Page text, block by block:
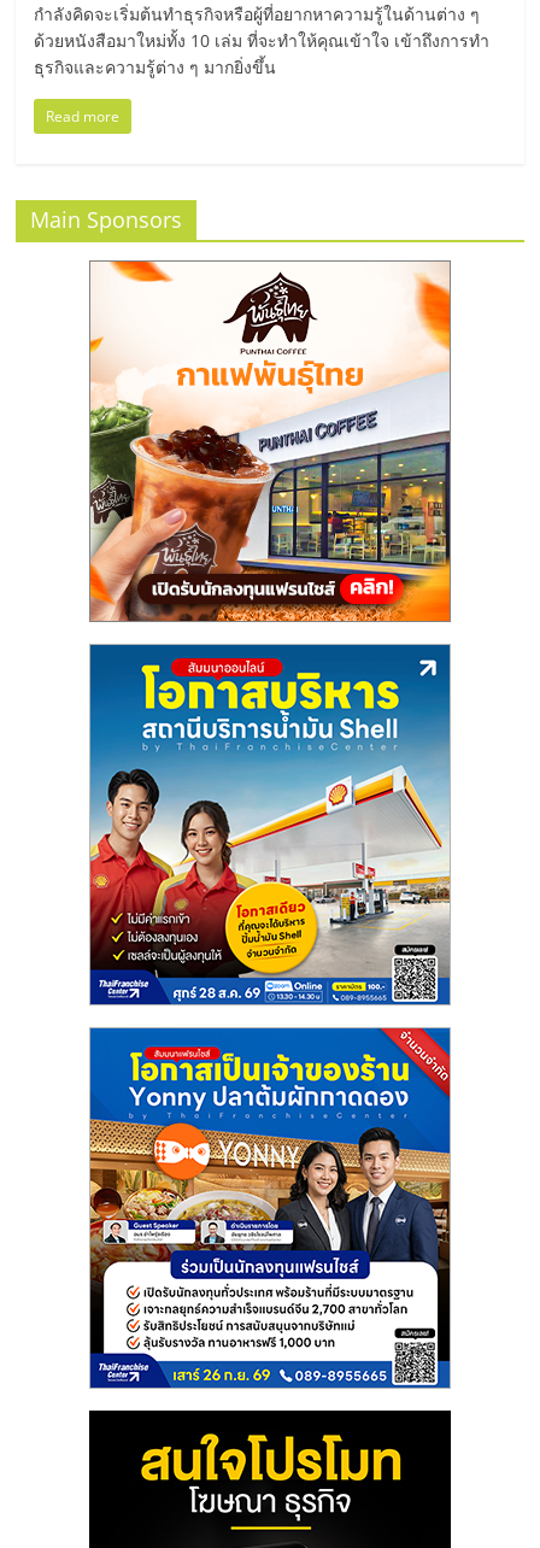
แฟ
รน
ไชส์,
ปรึกษา
แฟ
ไชส์,
รวม
ไชส์
ขาย
แฟ
แฟ
ไชส์
ขาย
หน้า
กำลังคิดจะเริ่มต้นทำธุรกิจหรือผู้ที่อยากหาความรู้ในด้านต่าง ๆ
ด้วยหนังสือมาใหม่ทั้ง 10 เล่ม ที่จะทำให้คุณเข้าใจ เข้าถึงการทำ
ธุรกิจและความรู้ต่าง ๆ มากยิ่งขึ้น
Read more
Main Sponsors